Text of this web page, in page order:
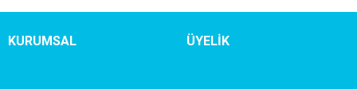
KURUMSAL ÜYELİK